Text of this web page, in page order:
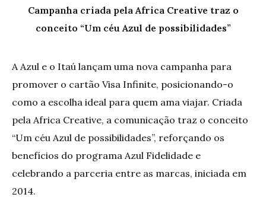
Campanha criada pela Africa Creative traz o
conceito “Um céu Azul de possibilidades”
A Azul e o Itaú lançam uma nova campanha para
promover o cartão Visa Infinite, posicionando-o
como a escolha ideal para quem ama viajar. Criada
pela Africa Creative, a comunicação traz o conceito
“Um céu Azul de possibilidades”, reforçando os
benefícios do programa Azul Fidelidade e
celebrando a parceria entre as marcas, iniciada em
2014.